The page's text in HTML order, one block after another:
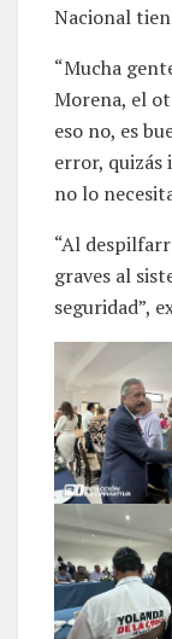
Nacional
“Mucha
Morena, el
eso no, es
error, quizás
no lo
“Al
graves al
seguridad”,